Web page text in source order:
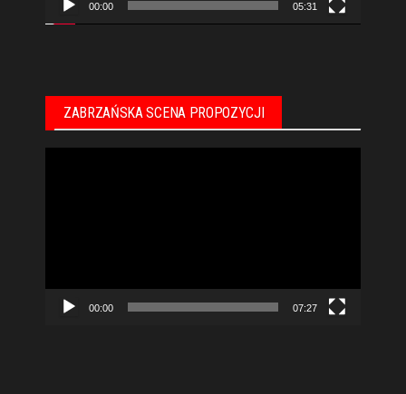
00:00 05:31
ZABRZAŃSKA SCENA PROPOZYCJI
00:00 07:27